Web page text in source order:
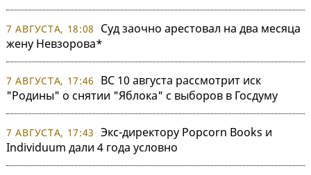
7 АВГУСТА, 18:08
Суд заочно арестовал на два месяца
жену Невзорова*
7 АВГУСТА, 17:46
ВС 10 августа рассмотрит иск
"Родины" о снятии "Яблока" с выборов в Госдуму
7 АВГУСТА, 17:43 Экс-директору Popcorn Books и
Individuum дали 4 года условно